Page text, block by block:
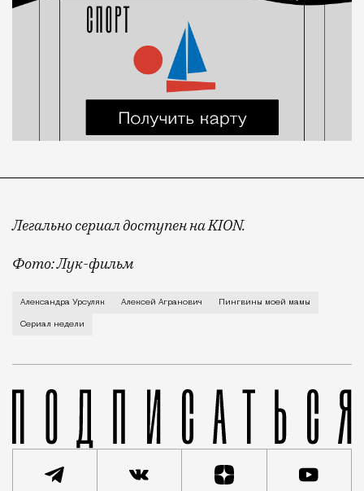
Легально сериал доступен наKION.
Фото: Лук-фильм
У девятиклассника Гоши (Макар Хлебников) —
Александра Урсуляк Алексей Агранович Пингвины моей мамы
Сериал недели